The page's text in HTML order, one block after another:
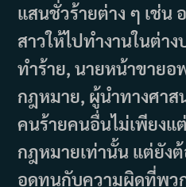
แสนชั่วร้ายต่าง ๆ เช่
สาวให้ไปทำงานในต่า
ทำร้าย, นายหน้าขายอ
กฎหมาย, ผู้นำทางศา
คนร้ายคนอื่นไม่เพียงแ
กฎหมายเท่านั้น แต่ยัง
อดทนกับความผิดที่พว